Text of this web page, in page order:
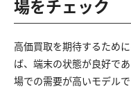
場をチェック
高価買取を期待するため
ば、端末の状態が良好で
場での需要が高いモデル